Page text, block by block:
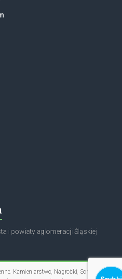
i powiaty aglomeracji Śląskiej
. Kamieniarstwo, Nagrobki, Schody, Blaty